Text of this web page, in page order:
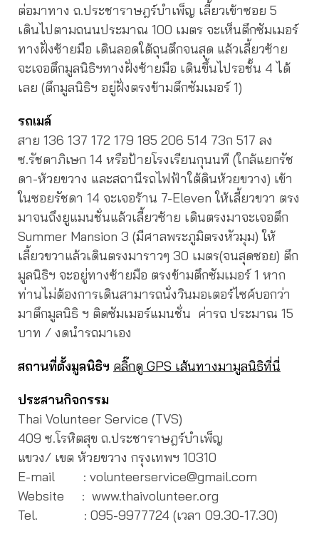
ต่อมาทาง ถ.ประชาราษฎร์บำเพ็ญ เลี้ยวเข้าซอย 5
เดินไปตามถนนประมาณ 100 เมตร จะเห็นตึกซัมเมอร์
ทางฝั่งซ้ายมือ เดินลอดใต้ถุนตึกจนสุด แล้วเลี้ยวซ้าย
จะเจอตึกมูลนิธิฯทางฝั่งซ้ายมือ เดินขึ้นไปรอชั้น 4 ได้
เลย (ตึกมูลนิธิฯ อยู่ฝั่งตรงข้ามตึกซัมเมอร์ 1)
รถเมล์
สาย 136 137 172 179 185 206 514 73ก 517 ลง
ซ.รัชดาภิเษก 14 หรือป้ายโรงเรียนกุนนที (ใกล้แยกรัช
ดา-ห้วยขวาง และสถานีรถไฟฟ้าใต้ดินห้วยขวาง) เข้า
ในซอยรัชดา 14 จะเจอร้าน 7-Eleven ให้เลี้ยวขวา ตรง
มาจนถึงยูแมนชั่นแล้วเลี้ยวซ้าย เดินตรงมาจะเจอตึก
Summer Mansion 3 (มีศาลพระภูมิตรงหัวมุม) ให้
เลี้ยวขวาแล้วเดินตรงมาราวๆ 30 เมตร(จนสุดซอย) ตึก
มูลนิธิฯ จะอยู่ทางซ้ายมือ ตรงข้ามตึกซัมเมอร์ 1 หาก
ท่านไม่ต้องการเดินสามารถนั่งวินมอเตอร์ไซค์บอกว่า
มาตึกมูลนิธิ ฯ ติดซัมเมอร์แมนชั่น ค่ารถ ประมาณ 15
บาท / งดนำรถมาเอง
สถานที่ตั้งมูลนิธิฯ คลิ๊กดู GPS เส้นทางมามูลนิธิที่นี่
ประสานกิจกรรม
Thai Volunteer Service (TVS)
409 ซ.โรหิตสุข ถ.ประชาราษฎร์บำเพ็ญ
แขวง/ เขต ห้วยขวาง กรุงเทพฯ 10310
E-mail : volunteerservice@gmail.com
Website : www.thaivolunteer.org
Tel. : 095-9977724 (เวลา 09.30-17.30)